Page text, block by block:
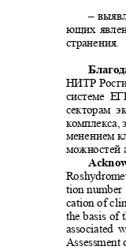
–
ющих
странения.
НИТР
системе
секторам
комплекса,
менением
можностей
tion
cation of
the basis of
associated
Assessment